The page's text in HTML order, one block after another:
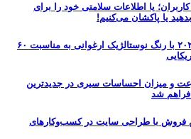
یا اطلاعات سلامتی خود را برای
یا پاکشان می‌کنیم!
رونمایی از دوج چارجر ۲۰۲۷ با رنگ نوستالژیک ارغوانی به مناسبت ۶۰
و میزان احساسات سیری در جدیدترین
فروش با طراحی سایت در کسب‌وکارهای